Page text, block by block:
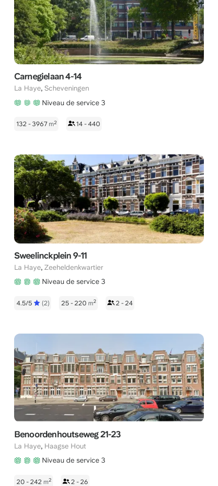
Carnegielaan 4-14
La Haye, Scheveningen
Niveau de service 3
132 - 3967 m2 14 - 440
Sweelinckplein 9-11
La Haye, Zeeheldenkwartier
Niveau de service 3
4.5/5 (2) 25 - 220 m2 2 - 24
Benoordenhoutseweg 21-23
La Haye, Haagse Hout
Niveau de service 3
20 - 242 m2 2 - 26